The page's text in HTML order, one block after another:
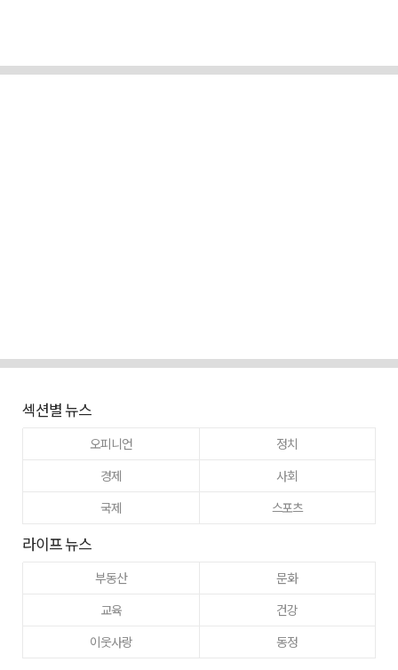
섹션별 뉴스
오피니언
정치
경제
사회
국제
스포츠
라이프 뉴스
부동산
문화
교육
건강
이웃사랑
동정